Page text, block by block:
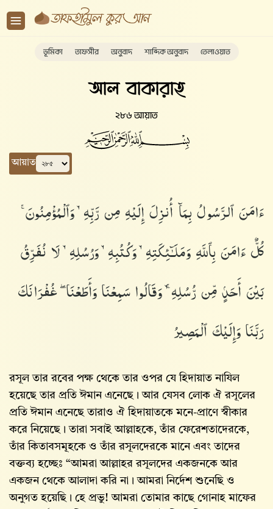
ভূমিকা তাফসীর অনুবাদ শাব্দিক অনুবাদ তেলাওয়াত
আল বাকারাহ
২৮৬ আয়াত
আয়াত
ءَامَنَ ٱلرَّسُولُ بِمَآ أُنزِلَ إِلَيْهِ مِن رَّبِّهِۦ وَٱلْمُؤْمِنُونَ ۚ
كُلٌّ ءَامَنَ بِٱللَّهِ وَمَلَـٰٓئِكَتِهِۦ وَكُتُبِهِۦ وَرُسُلِهِۦ لَا نُفَرِّقُ
بَيْنَ أَحَدٍۢ مِّن رُّسُلِهِۦ ۚ وَقَالُوا۟ سَمِعْنَا وَأَطَعْنَا ۖ غُفْرَانَكَ
رَبَّنَا وَإِلَيْكَ ٱلْمَصِيرُ
রসূল তার রবের পক্ষ থেকে তার ওপর যে হিদায়াত নাযিল
হয়েছে তার প্রতি ঈমান এনেছে। আর যেসব লোক ঐ রসূলের
প্রতি ঈমান এনেছে তারাও ঐ হিদায়াতকে মনে-প্রাণে স্বীকার
করে নিয়েছে। তারা সবাই আল্লাহ‌কে, তাঁর ফেরেশতাদেরকে,
তাঁর কিতাবসমূহকে ও তাঁর রসূলদেরকে মানে এবং তাদের
বক্তব্য হচ্ছেঃ “আমরা আল্লাহ‌র রসূলদের একজনকে আর
একজন থেকে আলাদা করি না। আমরা নির্দেশ শুনেছি ও
অনুগত হয়েছি। হে প্রভু! আমরা তোমার কাছে গোনাহ মাফের